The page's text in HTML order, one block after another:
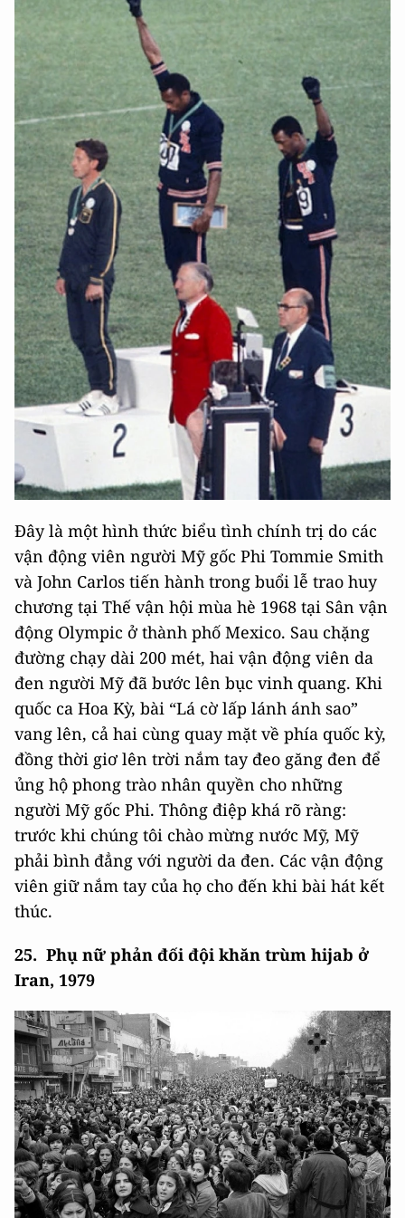
Đây là một hình thức biểu tình chính trị do các
vận động viên người Mỹ gốc Phi Tommie Smith
và John Carlos tiến hành trong buổi lễ trao huy
chương tại Thế vận hội mùa hè 1968 tại Sân vận
động Olympic ở thành phố Mexico. Sau chặng
đường chạy dài 200 mét, hai vận động viên da
đen người Mỹ đã bước lên bục vinh quang. Khi
quốc ca Hoa Kỳ, bài “Lá cờ lấp lánh ánh sao”
vang lên, cả hai cùng quay mặt về phía quốc kỳ,
đồng thời giơ lên trời nắm tay đeo găng đen để
ủng hộ phong trào nhân quyền cho những
người Mỹ gốc Phi. Thông điệp khá rõ ràng:
trước khi chúng tôi chào mừng nước Mỹ, Mỹ
phải bình đẳng với người da đen. Các vận động
viên giữ nắm tay của họ cho đến khi bài hát kết
thúc.
25. Phụ nữ phản đối đội khăn trùm hijab ở
Iran, 1979